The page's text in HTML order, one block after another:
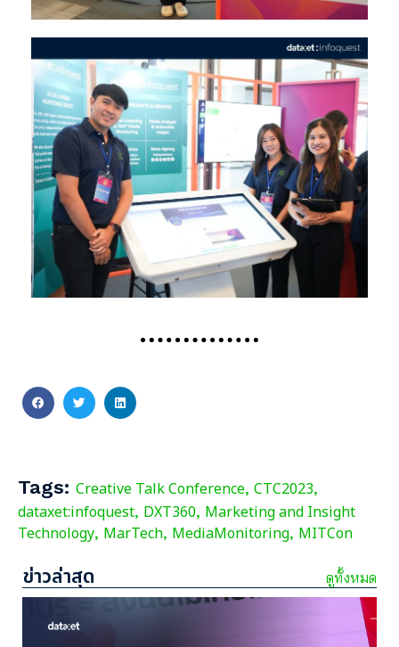
Tags: Creative Talk Conference, CTC2023,
dataxet:infoquest, DXT360, Marketing and Insight
Technology, MarTech, MediaMonitoring, MITCon
ข่าวล่าสุด ดูทั้งหมด